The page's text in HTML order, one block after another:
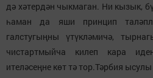
дә хәтердән чыкмаган. Ни кызык,
һаман да яши принцип
галстугыңны үтүкләмичә,
чистартмыйча килеп кара
ителәсеңне көт тә тор.Тәрбия